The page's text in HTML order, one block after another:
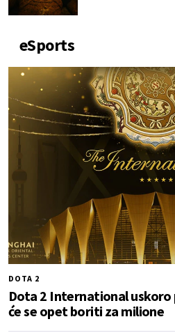
eSports
DOTA 2
Dota 2 International
će se opet boriti za milione